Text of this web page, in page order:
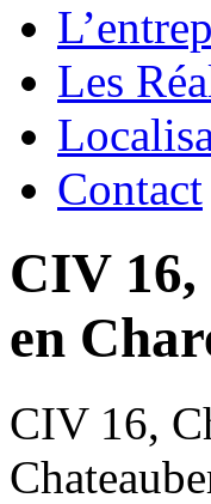
Les
Contact
CIV
en
CIV 16,